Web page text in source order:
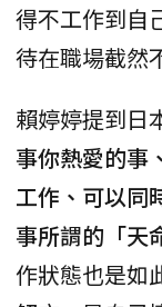
得不工作到自
待在職場截然
賴婷婷提到日
事你熱愛的事
工作、可以同
事所謂的「天
作狀態也是如